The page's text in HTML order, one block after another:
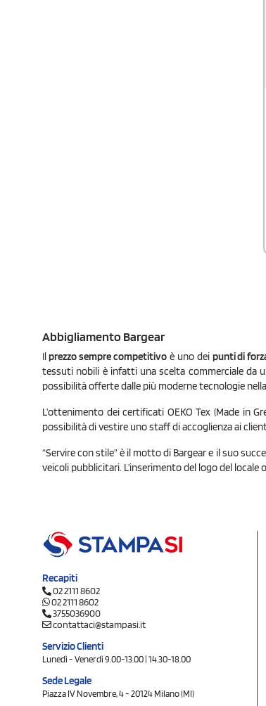
Abbigliamento Bargear
Il prezzo sempre competitivoè uno dei punti di
tessuti nobili è infatti una scelta commerciale da
possibilità offerte dalle più moderne tecnologie
L’ottenimento dei certificati OEKO Tex (Made in
possibilità di vestire uno staff di accoglienza ai
“Servire con stile” è il motto di Bargear e il suo
veicoli pubblicitari. L’inserimento del logo del
Recapiti
02 2111 8602
02 2111 8602
3755036900
contattaci@stampasi.it
Servizio Clienti
Lunedì - Venerdì 9.00-13.00 | 14.30-18.00
Sede Legale
Piazza IV Novembre, 4 - 20124 Milano (MI)